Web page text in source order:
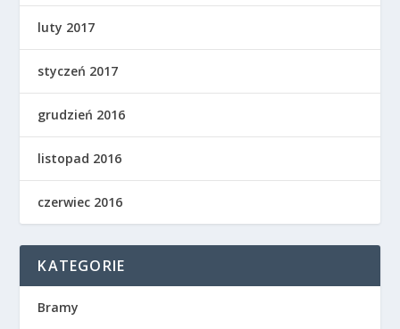
luty 2017
styczeń 2017
grudzień 2016
listopad 2016
czerwiec 2016
KATEGORIE
Bramy